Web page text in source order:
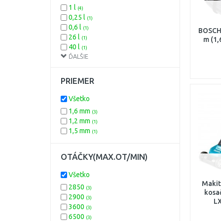
m
(3)
7
Integrovaný
ĎALŠIE
1 l (4)
0,25 l (1)
0,6 l (1)
26 l (1)
40 l (1)
PRIEMER
Všetko
1,6 mm (3)
1,2 mm (1)
1,5 mm (1)
OTÁČKY(MAX.OT/MIN)
Všetko
2850 (3)
2900 (3)
3600 (3)
6500 (3)